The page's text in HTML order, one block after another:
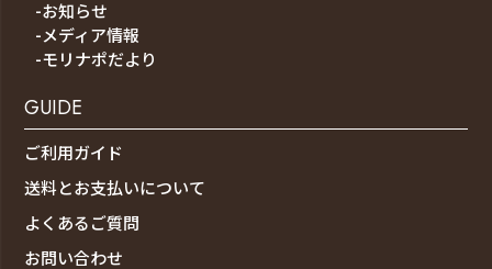
-お知らせ
-メディア情報
-モリナポだより
GUIDE
ご利用ガイド
送料とお支払いについて
よくあるご質問
お問い合わせ